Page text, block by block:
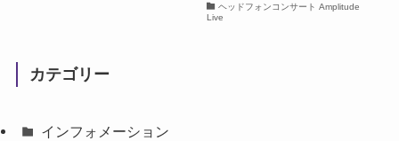
ヘッドフォンコンサート Amplitude
Live
カテゴリー
インフォメーション